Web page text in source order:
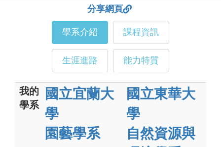
分享網頁
學系介紹 課程資訊
生涯進路 能力特質
我的
學系
國立宜蘭大
學
園藝學系
國立東華大
學
自然資源與